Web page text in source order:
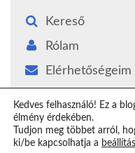
Kereső
Rólam
Elérhetőségeim
Epilógus
Kedves felhasználó! Ez a
élmény érdekében.
Tudjon meg többet arról,
ki/be kapcsolhatja a